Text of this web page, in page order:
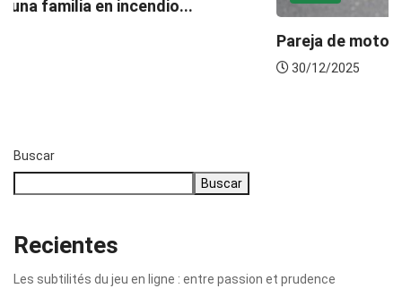
Pareja de motociclistas muere en accidente de...
Buscar
Buscar
Recientes
Les subtilités du jeu en ligne : entre passion et prudence